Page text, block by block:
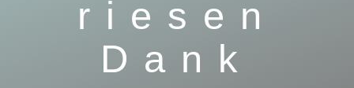
riesen
Dank